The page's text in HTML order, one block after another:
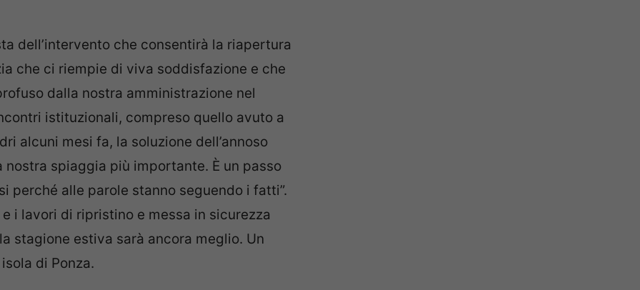
dell’intervento che consentirà la riapertura
che ci riempie di viva soddisfazione e che
dalla nostra amministrazione nel
istituzionali, compreso quello avuto a
alcuni mesi fa, la soluzione dell’annoso
spiaggia più importante. È un passo
perché alle parole stanno seguendo i fatti”.
i lavori di ripristino e messa in sicurezza
stagione estiva sarà ancora meglio. Un
di Ponza.